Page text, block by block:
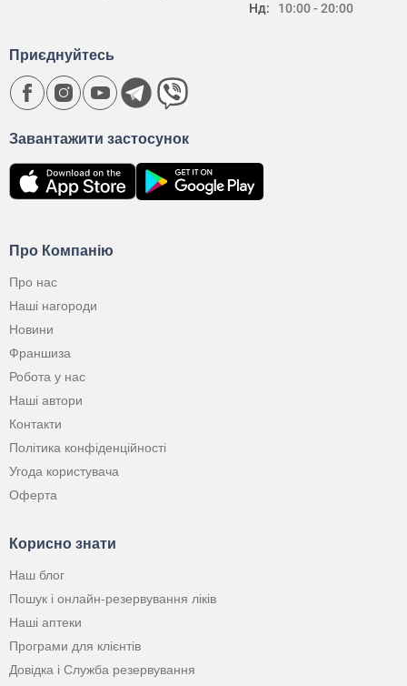
Нд:
10:00 - 20:00
Про Компанію
Про нас
Наші нагороди
Новини
Франшиза
Робота у нас
Наші автори
Контакти
Політика конфіденційності
Угода користувача
Оферта
Корисно знати
Наш блог
Пошук і онлайн-резервування ліків
Наші аптеки
Програми для клієнтів
Довідка і Служба резервування
Завантажити застосунок
Приєднуйтесь